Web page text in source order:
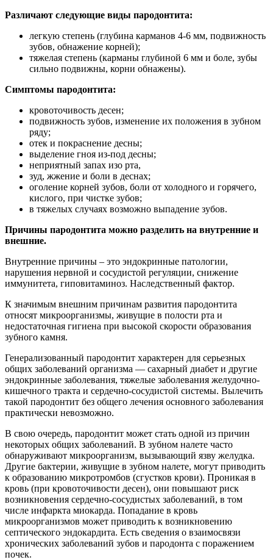
Различают следующие виды пародонтита:
легкую степень (глубина карманов 4-6 мм, подвижность
зубов, обнажение корней);
тяжелая степень (карманы глубиной 6 мм и боле, зубы
сильно подвижны, корни обнажены).
Симптомы пародонтита:
кровоточивость десен;
подвижность зубов, изменение их положения в зубном
ряду;
отек и покраснение десны;
выделение гноя из-под десны;
неприятный запах изо рта,
зуд, жжение и боли в деснах;
оголение корней зубов, боли от холодного и горячего,
кислого, при чистке зубов;
в тяжелых случаях возможно выпадение зубов.
Причины пародонтита можно разделить на внутренние и
внешние.
Внутренние причины – это эндокринные патологии,
нарушения нервной и сосудистой регуляции, снижение
иммунитета, гиповитаминоз. Наследственный фактор.
К значимым внешним причинам развития пародонтита
относят микроорганизмы, живущие в полости рта и
недостаточная гигиена при высокой скорости образования
зубного камня.
Генерализованный пародонтит характерен для серьезных
общих заболеваний организма — сахарный диабет и другие
эндокринные заболевания, тяжелые заболевания желудочно-
кишечного тракта и сердечно-сосудистой системы. Вылечить
такой пародонтит без общего лечения основного заболевания
практически невозможно.
В свою очередь, пародонтит может стать одной из причин
некоторых общих заболеваний. В зубном налете часто
обнаруживают микроорганизм, вызывающий язву желудка.
Другие бактерии, живущие в зубном налете, могут приводить
к образованию микротромбов (сгустков крови). Проникая в
кровь (при кровоточивости десен), они повышают риск
возникновения сердечно-сосудистых заболеваний, в том
числе инфаркта миокарда. Попадание в кровь
микроорганизмов может приводить к возникновению
септического эндокардита. Есть сведения о взаимосвязи
хронических заболеваний зубов и пародонта с поражением
почек.